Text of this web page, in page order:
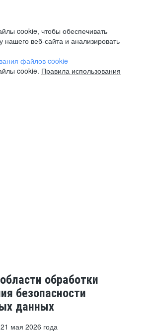
cookie, чтобы обеспечивать
нашего веб-сайта и анализировать
файлов cookie
cookie. Правила использования
обработки
безопасности
данных
мая 2026 года